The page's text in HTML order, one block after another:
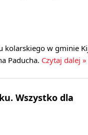
kolarskiego w gminie
Paducha. Czytaj dalej »
Wszystko dla